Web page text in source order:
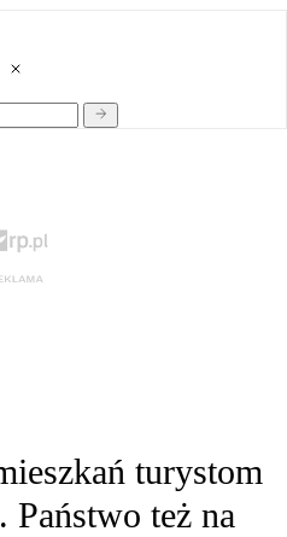
turystom
też na